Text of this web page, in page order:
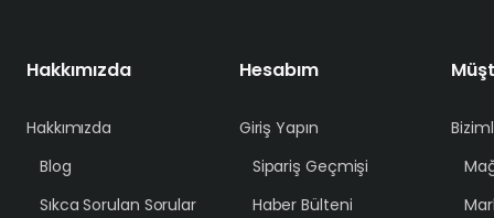
Hakkımızda
Hakkımızda
Blog
Sıkca Sorulan Sorular
Hesabım
Giriş Yapın
Sipariş Geçmişi
Haber Bülteni